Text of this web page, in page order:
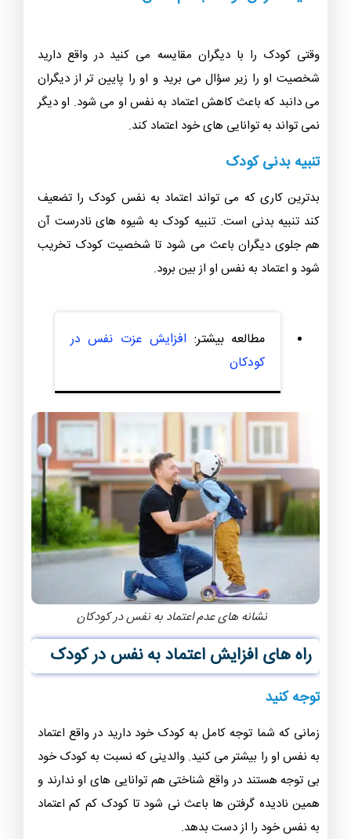
وقتی کودک را با دیگران مقایسه می کنید در واقع داريد
شخصیت او را زیر سؤال می برید و او را پایین تر از دیگران
می دانبد که باعث کاهش اعتماد به نفس او می شود. او دیگر
نمی تواند به توانایی های خود اعتماد کند.
تنبیه بدنی کودک
بدترین کاری که می تواند اعتماد به نفس کودک را تضعیف
کند تنبیه بدنی است. تنبیه کودک به شیوه های نادرست آن
هم جلوی دیگران باعث می شود تا شخصیت کودک تخریب
شود و اعتماد به نفس او از بین برود.
مطالعه بیشتر: افزایش عزت نفس در
کودکان
نشانه های عدم اعتماد به نفس در کودکان
راه های افزایش اعتماد به نفس در کودک
توجه كنيد
زمانی که شما توجه کامل به کودک خود دارید در واقع اعتماد
به نفس او را بیشتر می کنید. والدینی که نسبت به کودک خود
بی توجه هستند در واقع شناختی هم توانایی های او ندارند و
همین ناديده گرفتن ها باعث نی شود تا کودک کم کم اعتماد
به نفس خود را از دست بدهد.